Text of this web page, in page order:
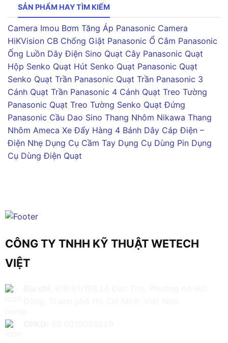
SẢN PHẨM HAY TÌM KIẾM
Camera Imou Bơm Tăng Áp Panasonic Camera
HiKVision CB Chống Giật Panasonic Ổ Cắm Panasonic
Ống Luồn Dây Điện Sino Quạt Cây Panasonic Quạt
Hộp Senko Quạt Hút Senko Quạt Panasonic Quạt
Senko Quạt Trần Panasonic Quạt Trần Panasonic 3
Cánh Quạt Trần Panasonic 4 Cánh Quạt Treo Tường
Panasonic Quạt Treo Tường Senko Quạt Đứng
Panasonic Cầu Dao Sino Thang Nhôm Nikawa Thang
Nhôm Ameca Xe Đẩy Hàng 4 Bánh Dây Cáp Điện –
Điện Nhẹ Dụng Cụ Cầm Tay Dụng Cụ Dùng Pin Dụng
Cụ Dùng Điện Quạt
CÔNG TY TNHH KỸ THUẬT WETECH
VIỆT